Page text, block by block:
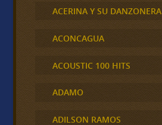
ACERINA Y SU DANZONERA
ACONCAGUA
ACOUSTIC 100 HITS
ADAMO
ADILSON RAMOS